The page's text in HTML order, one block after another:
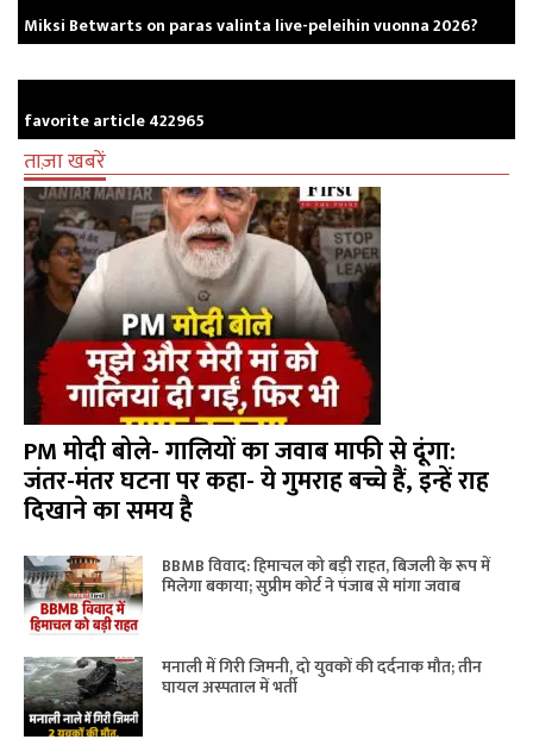
Miksi Betwarts on paras valinta live-peleihin vuonna 2026?
favorite article 422965
ताज़ा खबरें
PM मोदी बोले- गालियों का जवाब माफी से दूंगा:
जंतर-मंतर घटना पर कहा- ये गुमराह बच्चे हैं, इन्हें राह
दिखाने का समय है
BBMB विवाद: हिमाचल को बड़ी राहत, बिजली के रूप में
मिलेगा बकाया; सुप्रीम कोर्ट ने पंजाब से मांगा जवाब
मनाली में गिरी जिमनी, दो युवकों की दर्दनाक मौत; तीन
घायल अस्पताल में भर्ती